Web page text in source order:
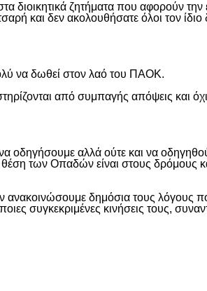
διοικητικά ζητήματα που αφορούν
και δεν ακολουθήσατε όλοι τον ίδιο
να δωθεί στον λαό του ΠΑΟΚ.
από συμπαγής απόψεις και όχι
οδηγήσουμε αλλά ούτε και να
των Οπαδών είναι στους δρόμους
δημόσια τους λόγους
κινήσεις τους,